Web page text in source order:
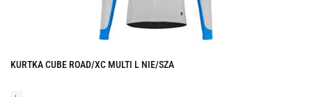
KURTKA CUBE ROAD/XC MULTI L NIE/SZA